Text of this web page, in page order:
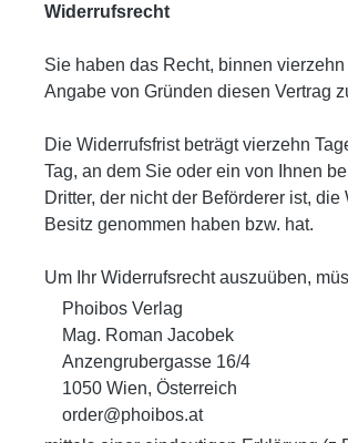
Widerrufsrecht
Sie haben das Recht, binnen
Angabe von Gründen diesen Vertrag
Die Widerrufsfrist beträgt vierzehn
Tag, an dem Sie oder ein von Ihnen
Dritter, der nicht der Beförderer ist, die
Besitz genommen haben bzw. hat.
Um Ihr Widerrufsrecht auszuüben,
Phoibos Verlag
Mag. Roman Jacobek
Anzengrubergasse 16/4
1050 Wien, Österreich
order@phoibos.at